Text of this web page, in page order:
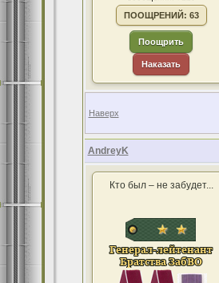
ПООЩРЕНИЙ: 63
Поощрить
Наказать
Наверх
AndreyK
Кто был – не забудет...